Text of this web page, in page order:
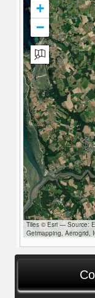
+
−
Tiles © Esri — Source:
Getmapping, Aerogrid,